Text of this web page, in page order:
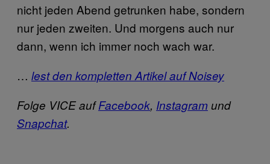
nicht jeden Abend getrunken habe, sondern
nur jeden zweiten. Und morgens auch nur
dann, wenn ich immer noch wach war.
… lest den kompletten Artikel auf Noisey
Folge VICE aufFacebook, Instagramund
Snapchat.